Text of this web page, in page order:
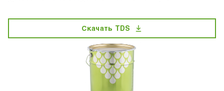
Скачать TDS